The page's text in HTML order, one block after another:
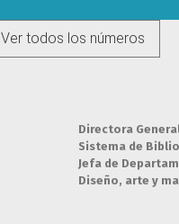
Ver todos los números
Directora
Sistema de
Jefa de
Diseño, arte y